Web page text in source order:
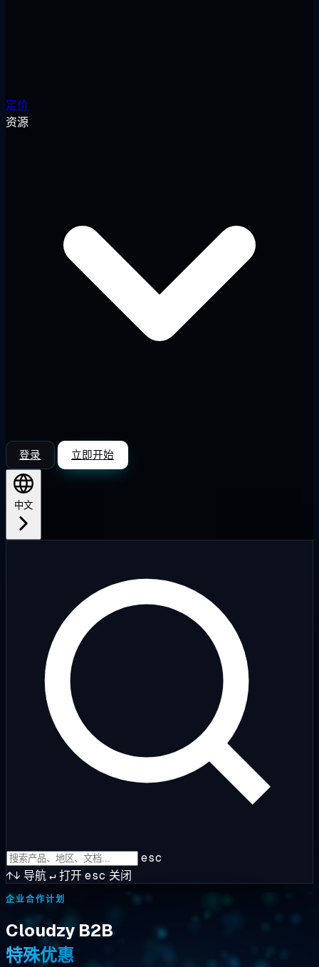
定价
资源
登录 立即开始
中文
esc
↑↓ 导航↵打开esc 关闭
企业合作计划
Cloudzy B2B
特殊优惠